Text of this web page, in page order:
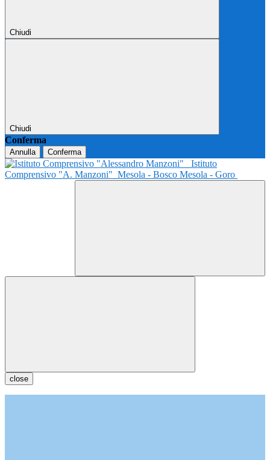
Chiudi
Chiudi
Conferma
Annulla Conferma
Istituto
Comprensivo "A. Manzoni" Mesola - Bosco Mesola - Goro
close